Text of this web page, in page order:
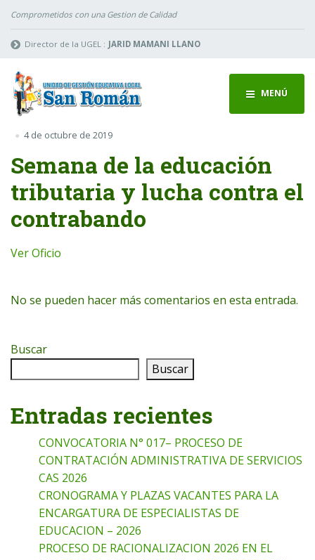
Comprometidos con una Gestion de Calidad
Director de la UGEL : JARID MAMANI LLANO
MENÚ
4 de octubre de 2019
Semana de la educación
tributaria y lucha contra el
contrabando
Ver Oficio
No se pueden hacer más comentarios en esta entrada.
Buscar
Buscar
Entradas recientes
CONVOCATORIA N° 017– PROCESO DE
CONTRATACIÓN ADMINISTRATIVA DE SERVICIOS
CAS 2026
CRONOGRAMA Y PLAZAS VACANTES PARA LA
ENCARGATURA DE ESPECIALISTAS DE
EDUCACION – 2026
PROCESO DE RACIONALIZACION 2026 EN EL